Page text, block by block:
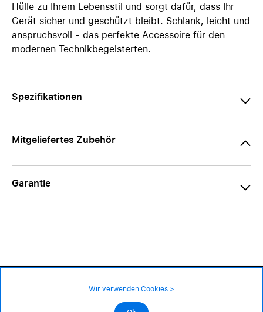
Hülle zu Ihrem Lebensstil und sorgt dafür, dass Ihr
Gerät sicher und geschützt bleibt. Schlank, leicht und
anspruchsvoll - das perfekte Accessoire für den
modernen Technikbegeisterten.
Spezifikationen
Mitgeliefertes Zubehör
Garantie
©2026 Alle Rechte sind vorbehalten
Wir verwenden Cookies >